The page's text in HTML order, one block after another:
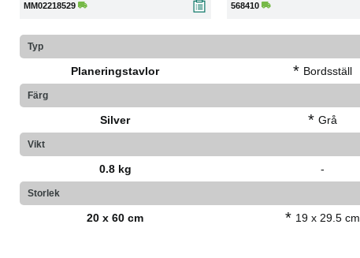
MM02218529 568410
Typ
Planeringstavlor * Bordsställ
Färg
Silver * Grå
Vikt
0.8 kg -
Storlek
20 x 60 cm * 19 x 29.5 cm